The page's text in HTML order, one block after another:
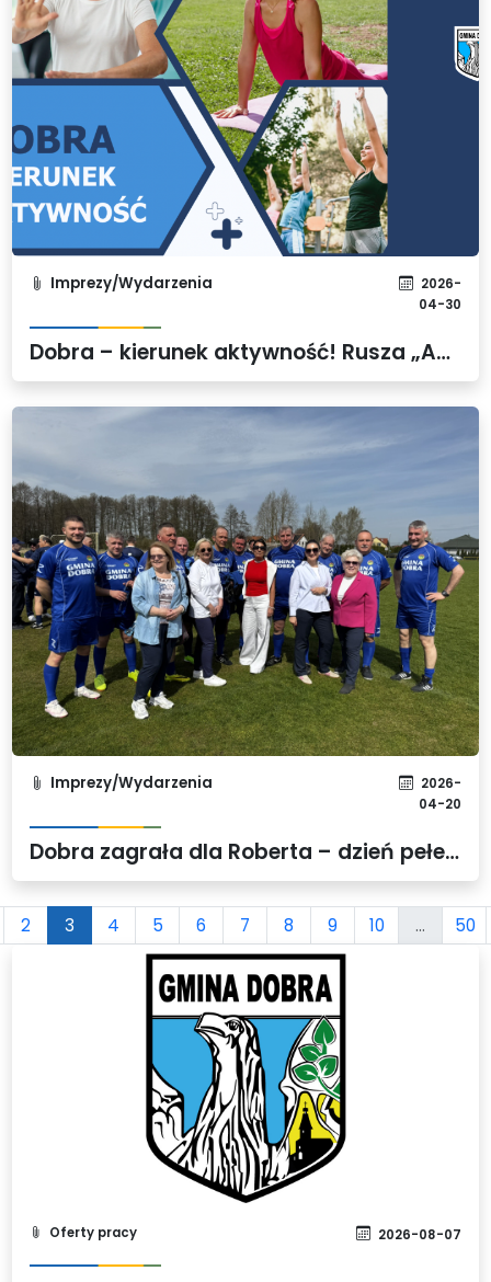
Imprezy/Wydarzenia
2026-
04-30
Dobra – kierunek aktywność! Rusza „Aktywne lato w Gminie Dobra”
Imprezy/Wydarzenia
2026-
04-20
Dobra zagrała dla Roberta – dzień pełen emocji, solidarności i wielkich serc
2 3 4 5 6 7 8 9 10 ... 50
Oferty pracy 2026-08-07